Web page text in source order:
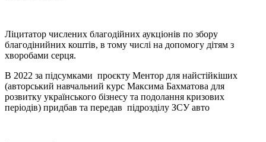
Ліцитатор числених благодійних аукціонів по збору
благодінийних коштів, в тому числі на допомогу дітям з
хворобами серця.
В 2022 за підсумками проєкту Ментор для найстійкіших
(авторський навчальний курс Максима Бахматова для
розвитку українського бізнесу та подолання кризових
періодів) придбав та передав підрозділу ЗСУ авто